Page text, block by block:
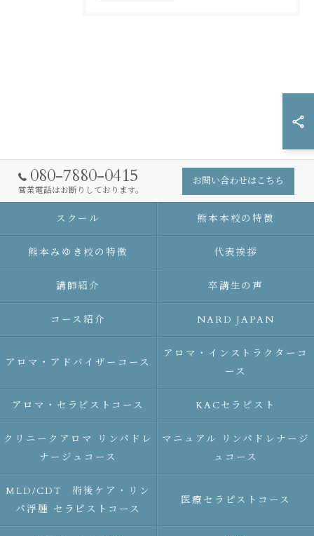
080-7880-0415
営業電話はお断りしております。
お問い合わせはこちら
スクール 熊本本校の特徴
熊本みゆき校の特徴 代表挨拶
講師紹介 卒講生の声
コース紹介 NARD JAPAN
アロマ・アドバイザーコース
アロマ・インストラクターコ
ース
アロマ・セラピストコース KACセラピスト
クリニークアロマ リンパドレ
ナージュコース
マニュアル リンパドレナージ
ュコース
MLD/CDT 術後ケア・リン
パ浮腫 セラピストコース
医療セラピストコース